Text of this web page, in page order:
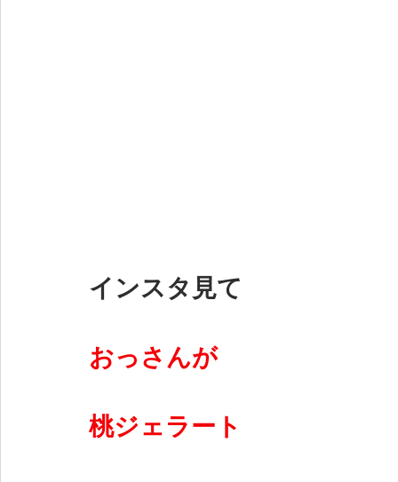
インスタ見て
おっさんが
桃ジェラート